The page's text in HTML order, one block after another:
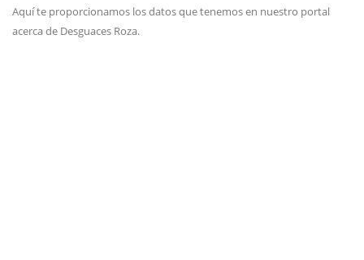
Aquí te proporcionamos los datos que tenemos en nuestro portal
acerca de Desguaces Roza.